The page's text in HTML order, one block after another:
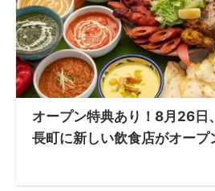
オープン特典あり！8月26日
長町に新しい飲食店がオープ